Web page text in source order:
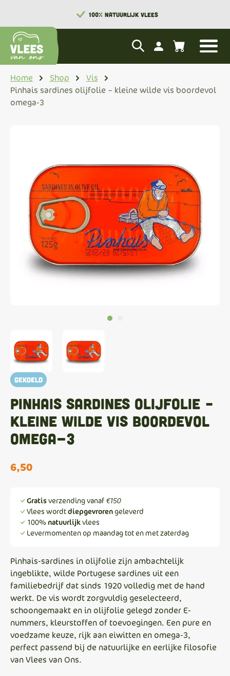
100% NATUURLIJK VLEES
Home Shop
Vis
Pinhais sardines olijfolie – kleine wilde vis boordevol
omega-3
Gekoeld
Pinhais sardines olijfolie –
kleine wilde vis boordevol
omega-3
6,50
Gratisverzending vanaf €150
Vlees wordtdiepgevrorengeleverd
100% natuurlijkvlees
Levermomenten op maandag tot en met zaterdag
Pinhais-sardines in olijfolie zijn ambachtelijk
ingeblikte, wilde Portugese sardines uit een
familiebedrijf dat sinds 1920 volledig met de hand
werkt. De vis wordt zorgvuldig geselecteerd,
schoongemaakt en in olijfolie gelegd zonder E-
nummers, kleurstoffen of toevoegingen. Een pure en
voedzame keuze, rijk aan eiwitten en omega-3,
perfect passend bij de natuurlijke en eerlijke filosofie
van Vlees van Ons.